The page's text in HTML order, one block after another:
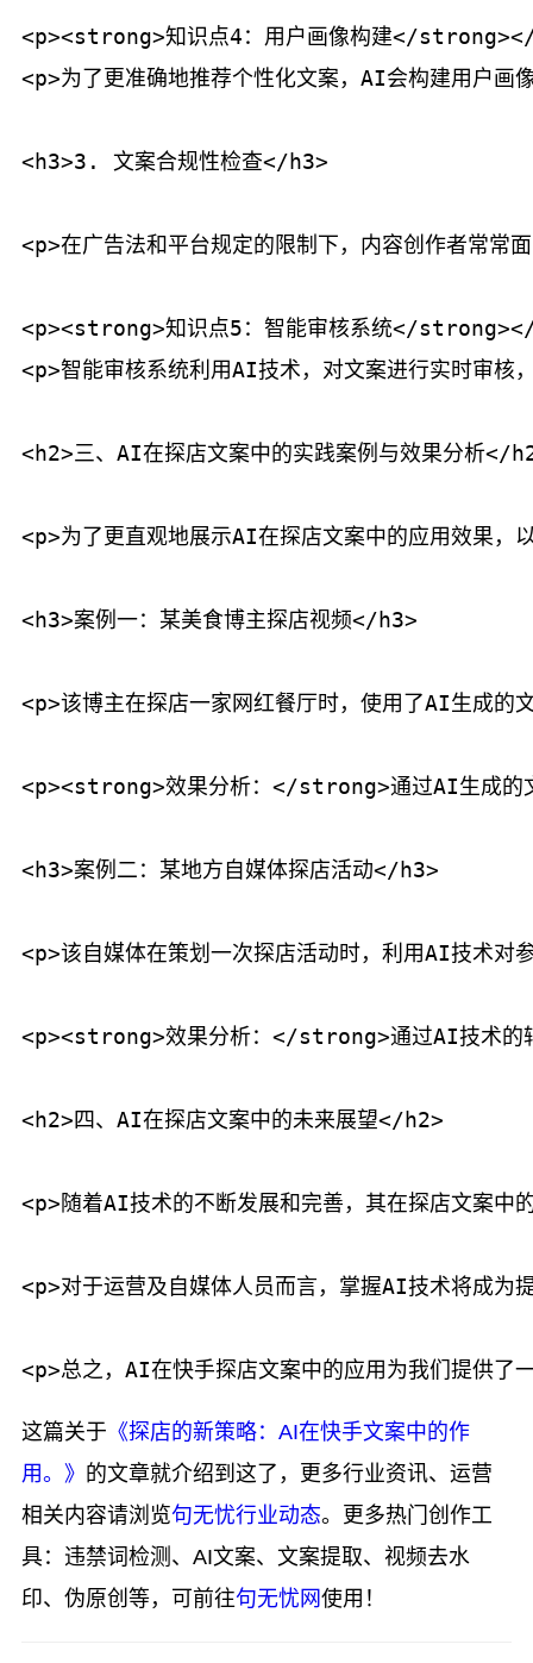
<p><strong>知识点4：用户画像构建</
<p>为了更准确地推荐个性化文案，AI会构建用户画
<h3>3. 文案合规性检查</h3>
<p>在广告法和平台规定的限制下，内容创作者常常
<p><strong>知识点5：智能审核系统</
<p>智能审核系统利用AI技术，对文案进行实时审核
<h2>三、AI在探店文案中的实践案例与效果分析</
<p>为了更直观地展示AI在探店文案中的应用效果，
<h3>案例一：某美食博主探店视频</h3>
<p>该博主在探店一家网红餐厅时，使用了AI生成的
<p><strong>效果分析：</strong>通过AI生成的文
<h3>案例二：某地方自媒体探店活动</h3>
<p>该自媒体在策划一次探店活动时，利用AI技术对
<p><strong>效果分析：</strong>通过AI技术的辅
<h2>四、AI在探店文案中的未来展望</h2>
<p>随着AI技术的不断发展和完善，其在探店文案中
<p>对于运营及自媒体人员而言，掌握AI技术将成为
这篇关于 《探店的新策略：AI在快手文案中的作
用。》 的文章就介绍到这了，更多行业资讯、运营
相关内容请浏览句无忧行业动态。更多热门创作工
具：违禁词检测、AI文案、文案提取、视频去水
印、伪原创等，可前往句无忧网使用！